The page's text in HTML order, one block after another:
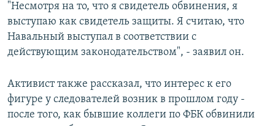
"Несмотря на то, что я свидетель обвинения, я
выступаю как свидетель защиты. Я считаю, что
Навальный выступал в соответствии с
действующим законодательством", - заявил он.
Активист также рассказал, что интерес к его
фигуре у следователей возник в прошлом году -
после того, как бывшие коллеги по ФБК обвинили